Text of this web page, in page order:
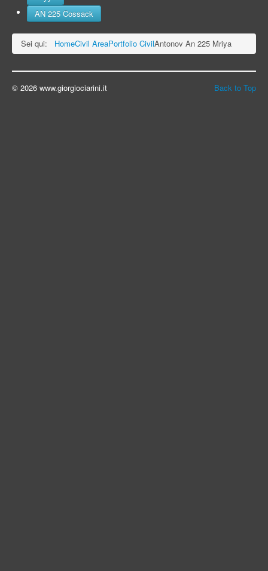
AN 225 Cossack
Sei qui: HomeCivil AreaPortfolio CivilAntonov An 225 Mriya
Back to Top
© 2026 www.giorgiociarini.it